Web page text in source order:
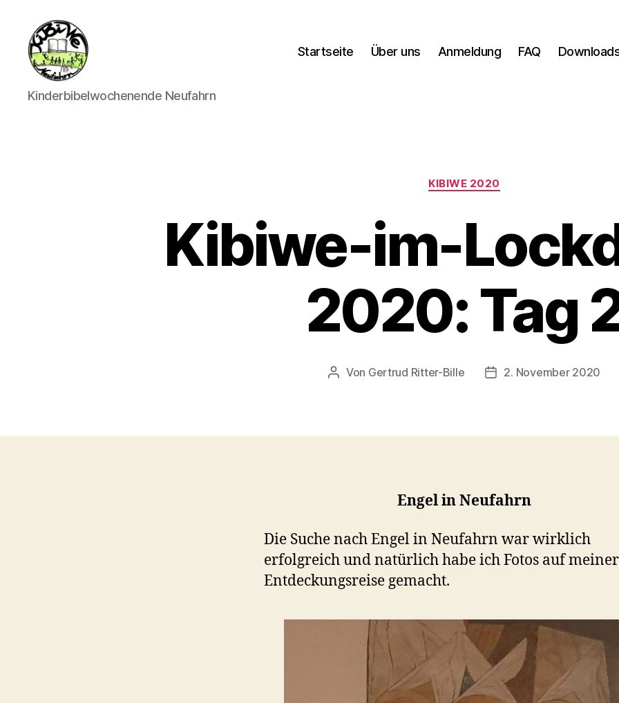
kibiwe
Kinderbibelwochenende Neufahrn
Startseite Über uns Anmeldung FAQ
Kategorien
KIBIWE 2020
Kibiwe-im-
2020: Tag
Beitragsautor
Von Gertrud Ritter-Bille Veröffentlichungsdatum
2. November 2020
Engel in Neufahrn
Die Suche nach Engel in Neufahrn war wirklich
erfolgreich und natürlich habe ich Fotos auf meiner
Entdeckungsreise gemacht.